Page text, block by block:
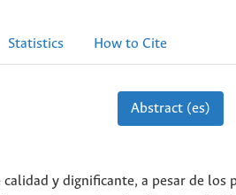
Statistics How to Cite
Abstract (es)
y dignificante, a pesar de los